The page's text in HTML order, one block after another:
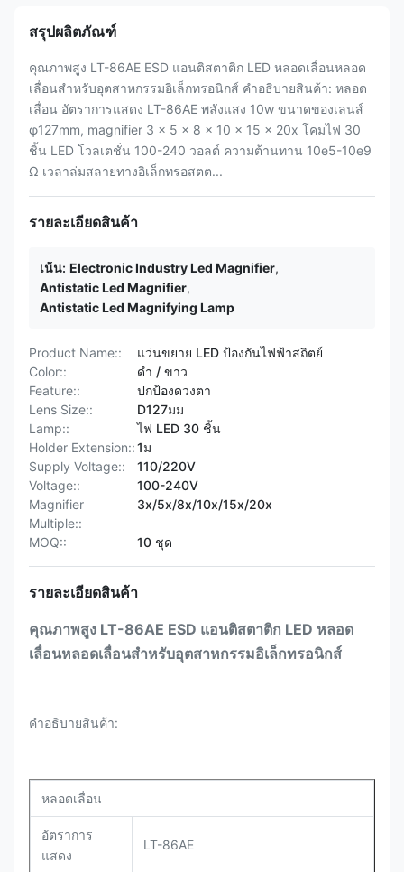
สรุปผลิตภัณฑ์
คุณภาพสูง LT-86AE ESD แอนติสตาติก LED หลอดเลื่อนหลอด
เลื่อนสําหรับอุตสาหกรรมอิเล็กทรอนิกส์ คําอธิบายสินค้า: หลอด
เลื่อน อัตราการแสดง LT-86AE พลังแสง 10w ขนาดของเลนส์
φ127mm, magnifier 3 × 5 × 8 × 10 × 15 × 20x โคมไฟ 30
ชิ้น LED โวลเตชั่น 100-240 วอลต์ ความต้านทาน 10e5-10e9
Ω เวลาล่มสลายทางอิเล็กทรอสตต...
รายละเอียดสินค้า
เน้น: Electronic Industry Led Magnifier,
Antistatic Led Magnifier,
Antistatic Led Magnifying Lamp
Product Name::
แว่นขยาย LED ป้องกันไฟฟ้าสถิตย์
Color::
ดำ / ขาว
Feature::
ปกป้องดวงตา
Lens Size::
D127มม
Lamp::
ไฟ LED 30 ชิ้น
Holder Extension::1ม
Supply Voltage::
110/220V
Voltage::
100-240V
Magnifier
Multiple::
3x/5x/8x/10x/15x/20x
MOQ:: 10 ชุด
รายละเอียดสินค้า
คุณภาพสูง LT-86AE ESD แอนติสตาติก LED หลอด
เลื่อนหลอดเลื่อนสําหรับอุตสาหกรรมอิเล็กทรอนิกส์
คําอธิบายสินค้า:
หลอดเลื่อน
อัตราการ
แสดง
LT-86AE